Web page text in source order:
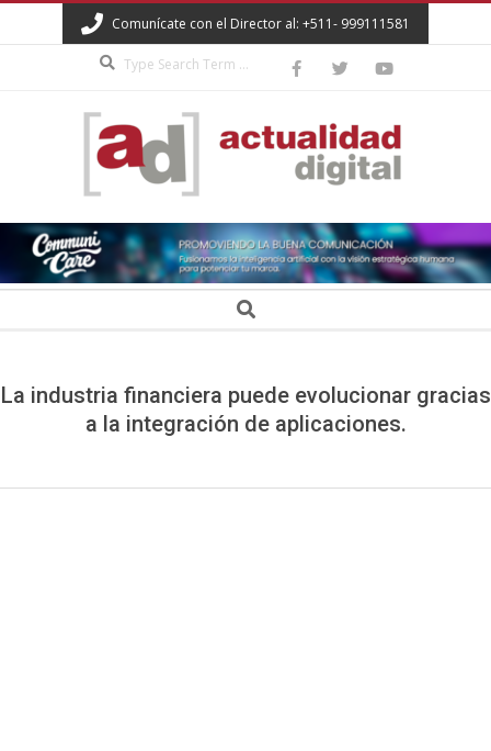
to
Comunícate con el Director al: +511- 999111581
ACTUALIDAD
DIGITAL Search
La industria financiera puede evolucionar gracias
a la integración de aplicaciones.